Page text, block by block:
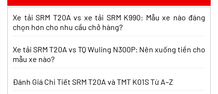
Xe tải SRM T20A vs xe tải SRM K990: Mẫu xe nào đáng
chọn hơn cho nhu cầu chở hàng?
Xe tải SRM T20A vs TQ Wuling N300P: Nên xuống tiền cho
mẫu xe nào?
Đánh Giá Chi Tiết SRM T20A và TMT K01S Từ A–Z